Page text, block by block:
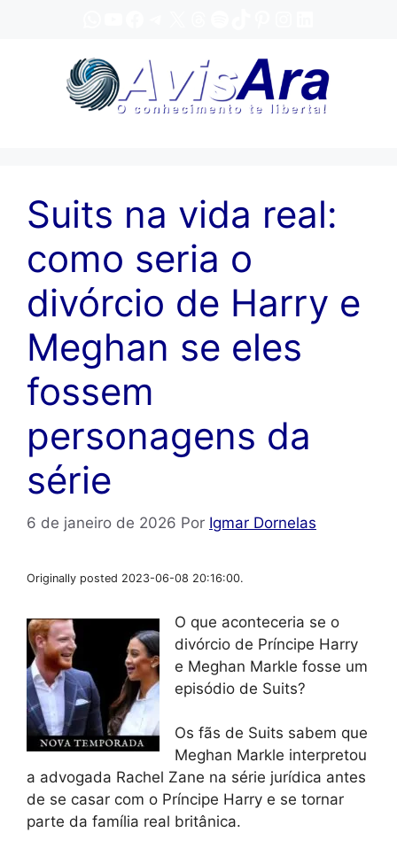
Suits na vida real:
como seria o
divórcio de Harry e
Meghan se eles
fossem
personagens da
série
6 de janeiro de 2026 Por Igmar Dornelas
Originally posted 2023-06-08 20:16:00.
O que aconteceria se o
divórcio de Príncipe Harry
e Meghan Markle fosse um
episódio de Suits?
Os fãs de Suits sabem que
Meghan Markle interpretou
a advogada Rachel Zane na série jurídica antes
de se casar com o Príncipe Harry e se tornar
parte da família real britânica.